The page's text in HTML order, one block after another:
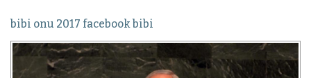
bibi onu 2017 facebook bibi